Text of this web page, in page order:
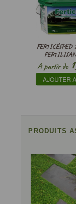
À partir de
AJOUTER
PRODUITS